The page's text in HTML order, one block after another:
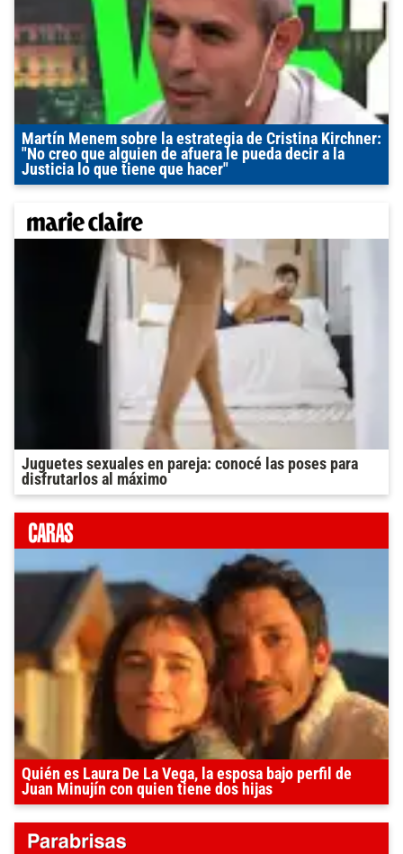
Martín Menem sobre la estrategia de Cristina Kirchner:
"No creo que alguien de afuera le pueda decir a la
Justicia lo que tiene que hacer"
Juguetes sexuales en pareja: conocé las poses para
disfrutarlos al máximo
Quién es Laura De La Vega, la esposa bajo perfil de
Juan Minujín con quien tiene dos hijas